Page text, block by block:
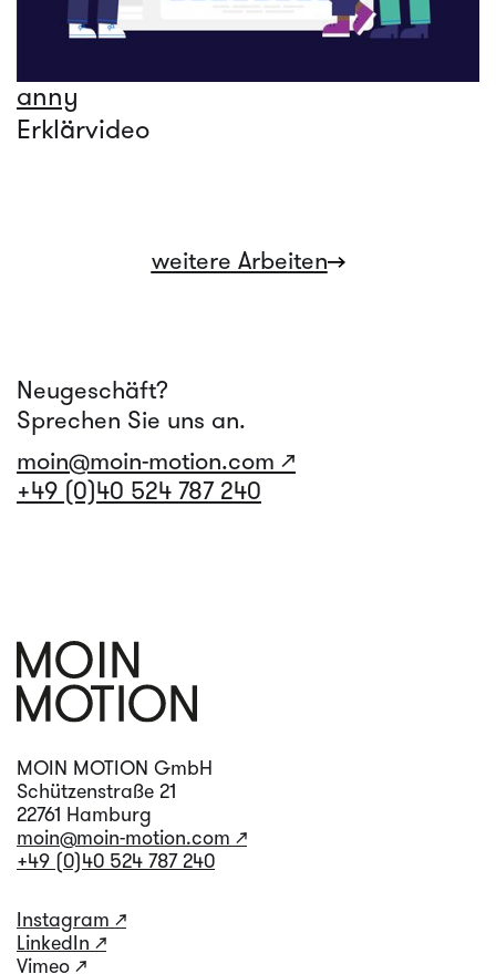
anny
Erklärvideo
weitere Arbeiten
Neugeschäft?
Sprechen Sie uns an.
moin@moin-motion.com ↗
+49 (0)40 524 787 240
MOIN MOTION GmbH
Schützenstraße 21
22761 Hamburg
moin@moin-motion.com ↗
+49 (0)40 524 787 240
Instagram ↗
LinkedIn ↗
Vimeo ↗